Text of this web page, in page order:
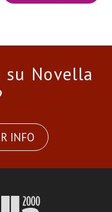
Novella
INFO